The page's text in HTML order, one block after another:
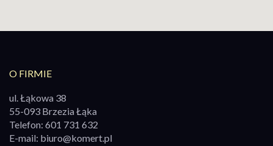
O FIRMIE
ul. Łąkowa 38
55-093 Brzezia Łąka
Telefon: 601 731 632
E-mail: biuro@komert.pl